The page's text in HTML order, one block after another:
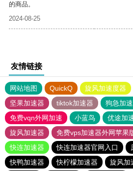
的商品。
2024-08-25
友情链接
网站地图 QuickQ 旋风加速度器
坚果加速器
tiktok加速器
狗急加
免费vqn外网加速
小蓝鸟 优途加
旋风加速器
免费vps加速器外网苹果
快连加速器
快连加速器官网入口
快鸭加速器
快柠檬加速器 旋风加